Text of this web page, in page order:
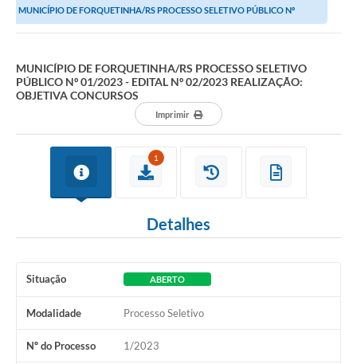
MUNICÍPIO DE FORQUETINHA/RS PROCESSO SELETIVO PÚBLICO Nº
MUNICÍPIO DE FORQUETINHA/RS PROCESSO SELETIVO
PÚBLICO Nº 01/2023 - EDITAL Nº 02/2023 REALIZAÇÃO:
OBJETIVA CONCURSOS
Imprimir
1
Detalhes
Situação ABERTO
Modalidade Processo Seletivo
Nº do Processo 1/2023